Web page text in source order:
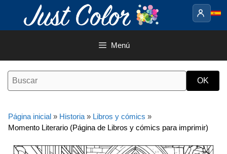
contenido
Menú
Página inicial » Historia » Libros y cómics »
Momento Literario (Página de Libros y cómics para imprimir)